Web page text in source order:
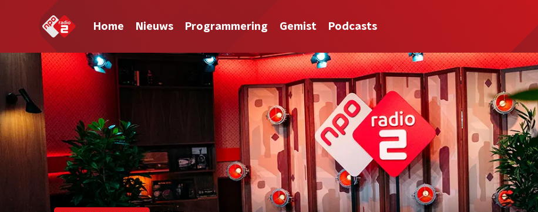
Home Nieuws Programmering Gemist Podcasts